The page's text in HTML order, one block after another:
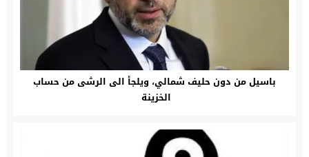
باسيل من دون حليف شمالي، ويلجأ الى الرشى من حساب
الخزينة